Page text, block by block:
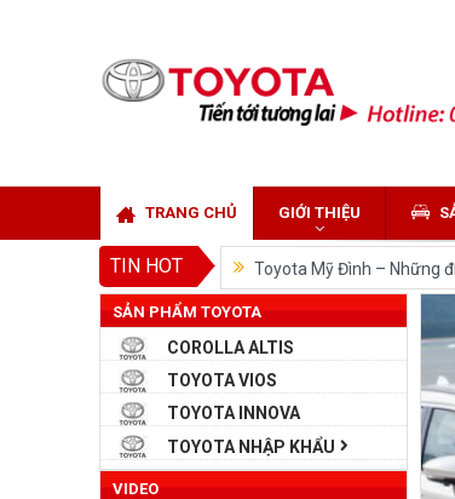
TRANG CHỦ GIỚI THIỆU
TIN HOT Toyota Mỹ Đình – Những
So sánh Toyota Veloz
Đánh giá tổng quan về xe
Những dòng xe của
Toyota Việt Nam chính
Toyota Raize phân khúc
SẢN PHẨM TOYOTA
COROLLA ALTIS
TOYOTA VIOS
TOYOTA INNOVA
TOYOTA NHẬP KHẨU
VIDEO